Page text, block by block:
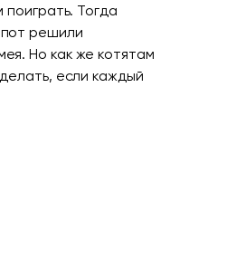
поиграть. Тогда
решили
Но как же котятам
если каждый